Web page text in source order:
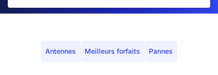
Antennes Meilleurs forfaits Pannes